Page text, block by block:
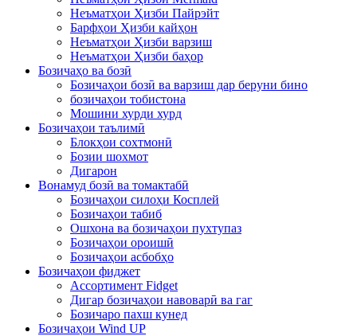
Неъматҳои Ҳизби Пайрэйт
Барфҳои Ҳизби кайҳон
Неъматҳои Ҳизби варзиш
Неъматҳои Ҳизби баҳор
Бозичаҳо ва бозӣ
Бозичаҳои бозӣ ва варзиш дар беруни бино
бозичаҳои тобистона
Мошини хурди хурд
Бозичаҳои таълимӣ
Блокҳои сохтмонӣ
Бозии шохмот
Дигарон
Вонамуд бозӣ ва томактабӣ
Бозичаҳои силоҳи Косплей
Бозичаҳои табиб
Ошхона ва бозичаҳои пухтупаз
Бозичаҳои ороишӣ
Бозичаҳои асбобҳо
Бозичаҳои фиджет
Ассортимент Fidget
Дигар бозичаҳои навоварӣ ва гаг
Бозичаро пахш кунед
Бозичаҳои Wind UP